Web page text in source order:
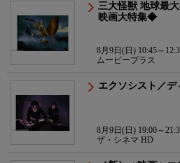
三大怪獣 地球最
映画大特集◆
8月9日(日) 10:45～
ムービープラス
エクソシスト／
8月9日(日) 19:00～
ザ・シネマ HD